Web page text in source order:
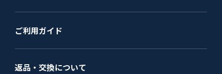
ご利用ガイド
返品・交換について